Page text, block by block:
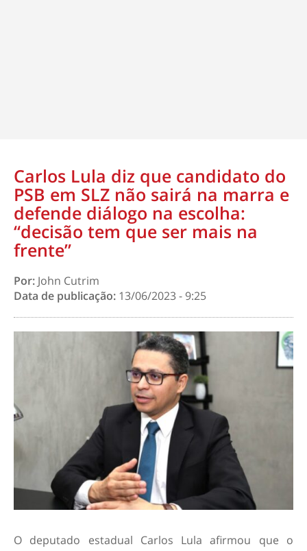
Carlos Lula diz que candidato do
PSB em SLZ não sairá na marra e
defende diálogo na escolha:
“decisão tem que ser mais na
frente”
Por: John Cutrim
Data de publicação: 13/06/2023 - 9:25
O deputado estadual Carlos Lula afirmou que o